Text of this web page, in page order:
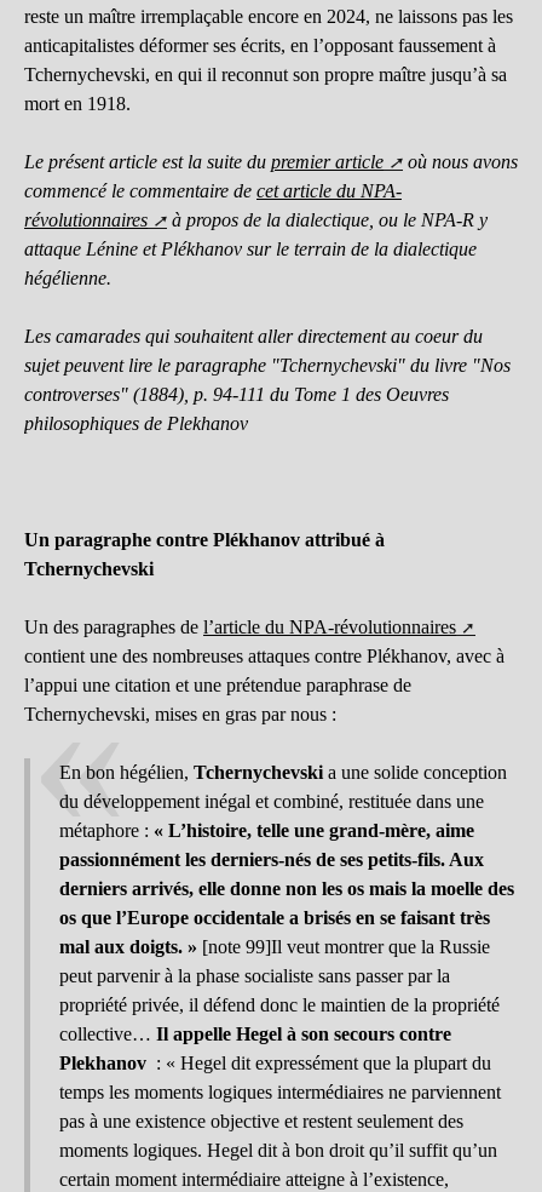
reste un maître irremplaçable encore en 2024, ne laissons pas les
anticapitalistes déformer ses écrits, en l’opposant faussement à
Tchernychevski, en qui il reconnut son propre maître jusqu’à sa
mort en 1918.
Le présent article est la suite du premier article
où nous avons
commencé le commentaire de cet article du NPA-
révolutionnaires
à propos de la dialectique, ou le NPA-R y
attaque Lénine et Plékhanov sur le terrain de la dialectique
hégélienne.
Les camarades qui souhaitent aller directement au coeur du
sujet peuvent lire le paragraphe "Tchernychevski" du livre "Nos
controverses" (1884), p. 94-111 du Tome 1 des Oeuvres
philosophiques de Plekhanov
Un paragraphe contre Plékhanov attribué à
Tchernychevski
Un des paragraphes de l’article du NPA-révolutionnaires
contient une des nombreuses attaques contre Plékhanov, avec à
l’appui une citation et une prétendue paraphrase de
Tchernychevski, mises en gras par nous :
En bon hégélien, Tchernychevski a une solide conception
du développement inégal et combiné, restituée dans une
métaphore : « L’histoire, telle une grand-mère, aime
passionnément les derniers-nés de ses petits-fils. Aux
derniers arrivés, elle donne non les os mais la moelle des
os que l’Europe occidentale a brisés en se faisant très
mal aux doigts. » [note 99]Il veut montrer que la Russie
peut parvenir à la phase socialiste sans passer par la
propriété privée, il défend donc le maintien de la propriété
collective… Il appelle Hegel à son secours contre
Plekhanov : « Hegel dit expressément que la plupart du
temps les moments logiques intermédiaires ne parviennent
pas à une existence objective et restent seulement des
moments logiques. Hegel dit à bon droit qu’il suffit qu’un
certain moment intermédiaire atteigne à l’existence,